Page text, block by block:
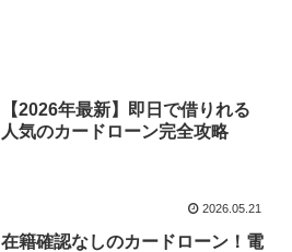
【2026年最新】即日で借りれる
人気のカードローン完全攻略
2026.05.21
在籍確認なしのカードローン！電